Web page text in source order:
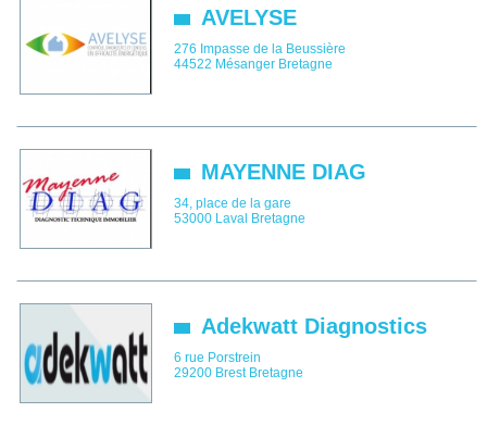
AVELYSE
276 Impasse de la Beussière
44522 Mésanger Bretagne
MAYENNE DIAG
34, place de la gare
53000 Laval Bretagne
Adekwatt Diagnostics
6 rue Porstrein
29200 Brest Bretagne